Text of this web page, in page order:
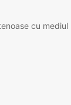
cu mediul